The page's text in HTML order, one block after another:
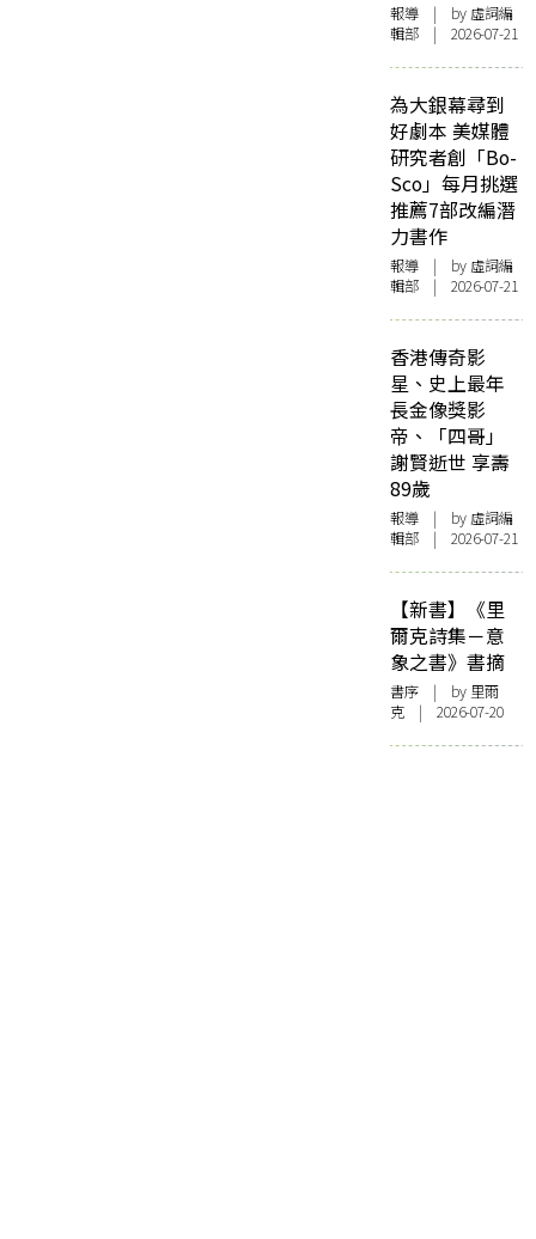
報導 | by 虛詞編
輯部 | 2026-07-21
為大銀幕尋到
好劇本 美媒體
研究者創「Bo-
Sco」每月挑選
推薦7部改編潛
力書作
報導 | by 虛詞編
輯部 | 2026-07-21
香港傳奇影
星、史上最年
長金像獎影
帝、「四哥」
謝賢逝世 享壽
89歲
報導 | by 虛詞編
輯部 | 2026-07-21
【新書】《里
爾克詩集－意
象之書》書摘
書序 | by 里爾
克 | 2026-07-20